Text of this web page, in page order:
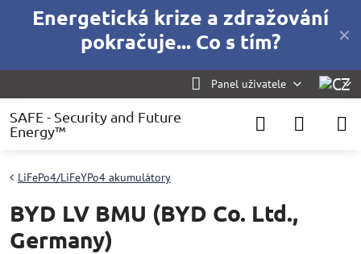
✕
Energetická krize a zdražování
pokračuje... Co s tím?
Panel uživatele
SAFE - Security and Future
Energy™
LiFePo4/LiFeYPo4 akumulátory
BYD LV BMU (BYD Co. Ltd.,
Germany)